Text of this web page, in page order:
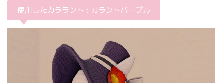
使用したカララント : カラントパープル